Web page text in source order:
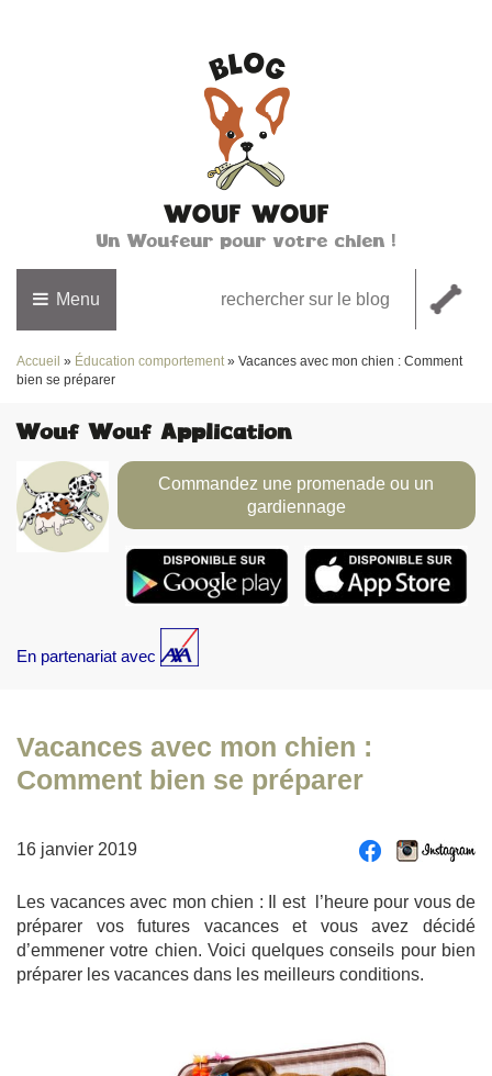
Un Woufeur pour votre chien !
Menu
Accueil » Éducation comportement » Vacances avec mon chien : Comment
bien se préparer
Wouf Wouf Application
Commandez une promenade ou un
gardiennage
En partenariat avec
Vacances avec mon chien :
Comment bien se préparer
16 janvier 2019
Les vacances avec mon chien : Il est l’heure pour vous de
préparer vos futures vacances et vous avez décidé
d’emmener votre chien. Voici quelques conseils pour bien
préparer les vacances dans les meilleurs conditions.